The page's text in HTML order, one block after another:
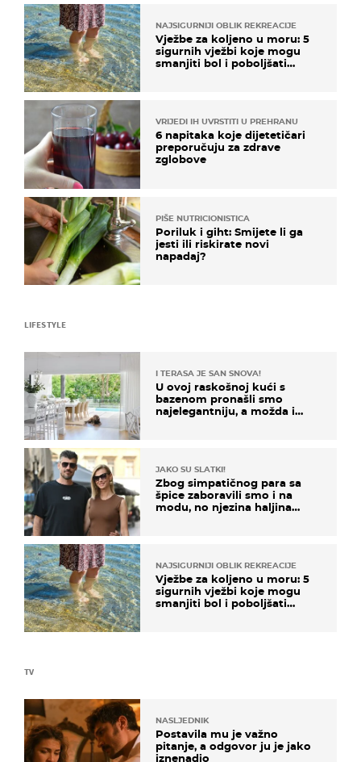
NAJSIGURNIJI OBLIK REKREACIJE
Vježbe za koljeno u moru: 5
sigurnih vježbi koje mogu
smanjiti bol i poboljšati
VRIJEDI IH UVRSTITI U PREHRANU
6 napitaka koje dijetetičari
preporučuju za zdrave
zglobove
PIŠE NUTRICIONISTICA
Poriluk i giht: Smijete li ga
jesti ili riskirate novi
napadaj?
TV
NASLJEDNIK
Postavila mu je važno
pitanje, a odgovor ju je jako
iznenadio
LIFESTYLE
I TERASA JE SAN SNOVA!
U ovoj raskošnoj kući s
bazenom pronašli smo
najelegantniju, a možda i
JAKO SU SLATKI!
Zbog simpatičnog para sa
špice zaboravili smo i na
modu, no njezina haljina
NAJSIGURNIJI OBLIK REKREACIJE
Vježbe za koljeno u moru: 5
sigurnih vježbi koje mogu
smanjiti bol i poboljšati